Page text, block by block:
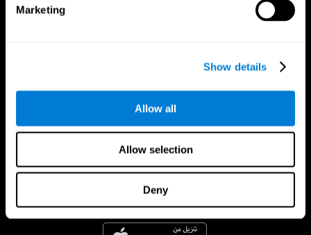
Marketing
Show details
Allow all
Allow selection
Deny
تطبيق CogniFit